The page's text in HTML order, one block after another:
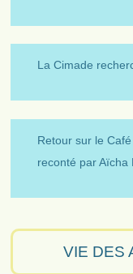
La Cimade
Retour sur le
reconté par Aïcha
VIE DES